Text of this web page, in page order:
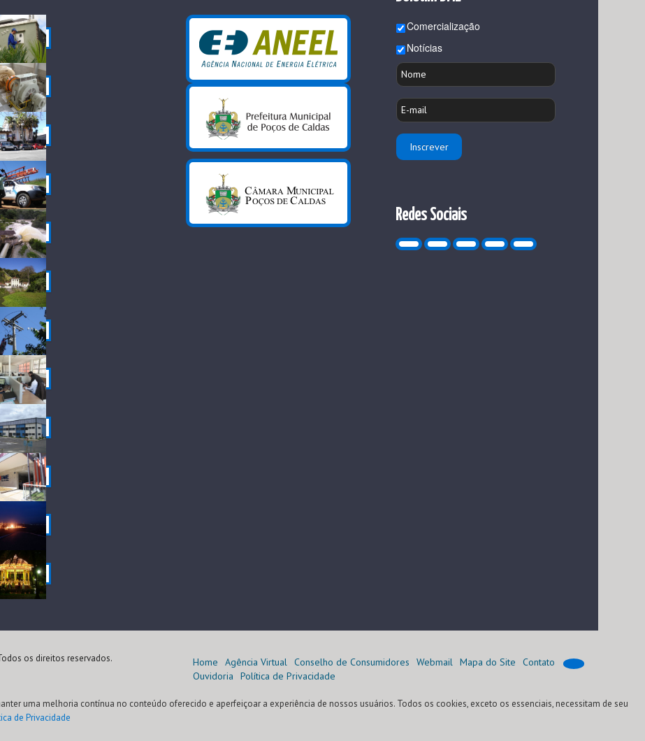
Comercialização
Notícias
Redes Sociais
os direitos reservados. Home Agência Virtual Conselho de Consumidores Webmail Mapa do Site
Contato
Ouvidoria
Política de Privacidade
uma melhoria contínua no conteúdo oferecido e aperfeiçoar a experiência de nossos usuários. Todos os cookies, exceto os essenciais, necessitam de seu
de Privacidade